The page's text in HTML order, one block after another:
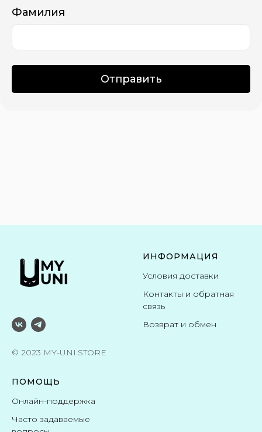
Фамилия
Отправить
© 2023 MY-UNI.STORE
ИНФОРМАЦИЯ
Условия доставки
Контакты и обратная
связь
Возврат и обмен
ПОМОЩЬ
Онлайн-поддержка
Часто задаваемые